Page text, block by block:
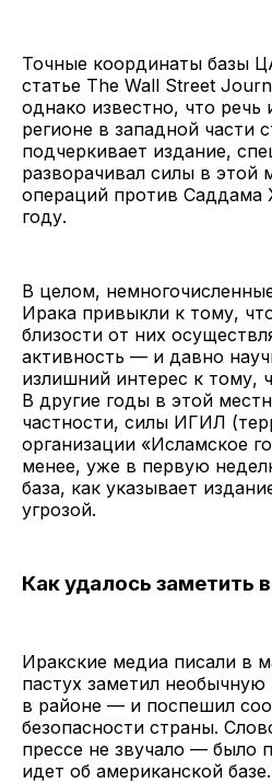
Точные координаты базы
статье The Wall Street
однако известно, что
регионе в западной части
подчеркивает издание,
разворачивал силы в этой
операций против Саддама
году.
В целом,
Ирака привыкли к тому,
близости от них
активность — и давно
излишний интерес к тому,
В другие годы в этой
частности, силы ИГИЛ
организации «Исламское
менее, уже в первую
база, как указывает
угрозой.
Как удалось заметить
Иракские медиа писали в
пастух заметил
в районе — и поспешил
безопасности страны.
прессе не звучало — было
идет об американской базе.